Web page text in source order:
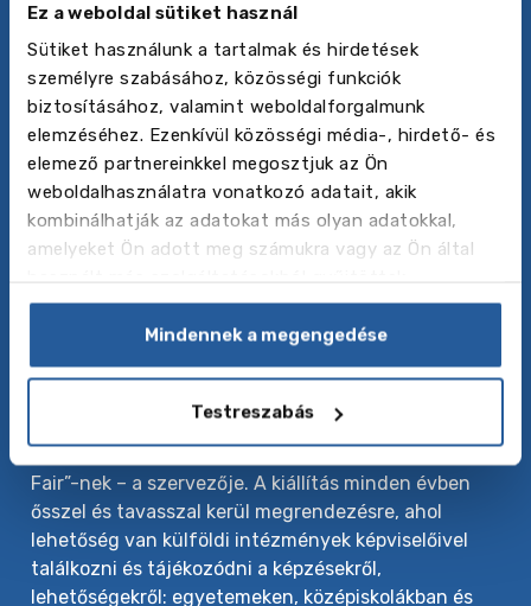
Ez a weboldal sütiket használ
Sütiket használunk a tartalmak és hirdetések
személyre szabásához, közösségi funkciók
biztosításához, valamint weboldalforgalmunk
elemzéséhez. Ezenkívül közösségi média-, hirdető- és
elemező partnereinkkel megosztjuk az Ön
weboldalhasználatra vonatkozó adatait, akik
kombinálhatják az adatokat más olyan adatokkal,
amelyeket Ön adott meg számukra vagy az Ön által
Mindennek a megengedése
Testreszabás
Rólunk
A Baltic Council for International Education közép
és kelet Európa vezető külföldi oktatási
ügynöksége, amely különféle külföldi tanulmányi
programokat kínál – a nyelvtanfolyamoktól és nyári
táboroktól a közép- és felsőoktatásig. Éves szinten
több ezer diáknak segítünk továbbtanulásával
kapcsolatban, a lehetőségek feltérképezésében
Rólunk
oktatási szakkiállításainak – a „Days of International
Education”-nek és az „Exclusive Secondary Focus
Fair”-nek – a szervezője. A kiállítás minden évben
ősszel és tavasszal kerül megrendezésre, ahol
lehetőség van külföldi intézmények képviselőivel
találkozni és tájékozódni a képzésekről,
lehetőségekről: egyetemeken, középiskolákban és